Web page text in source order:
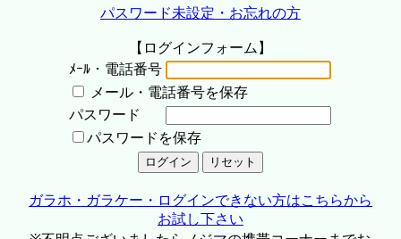
パスワード未設定・お忘れの方
【ログインフォーム】
ﾒｰﾙ・電話番号
メール・電話番号を保存
パスワード
パスワードを保存
ガラホ・ガラケー・ログインできない方はこちらから
お試し下さい